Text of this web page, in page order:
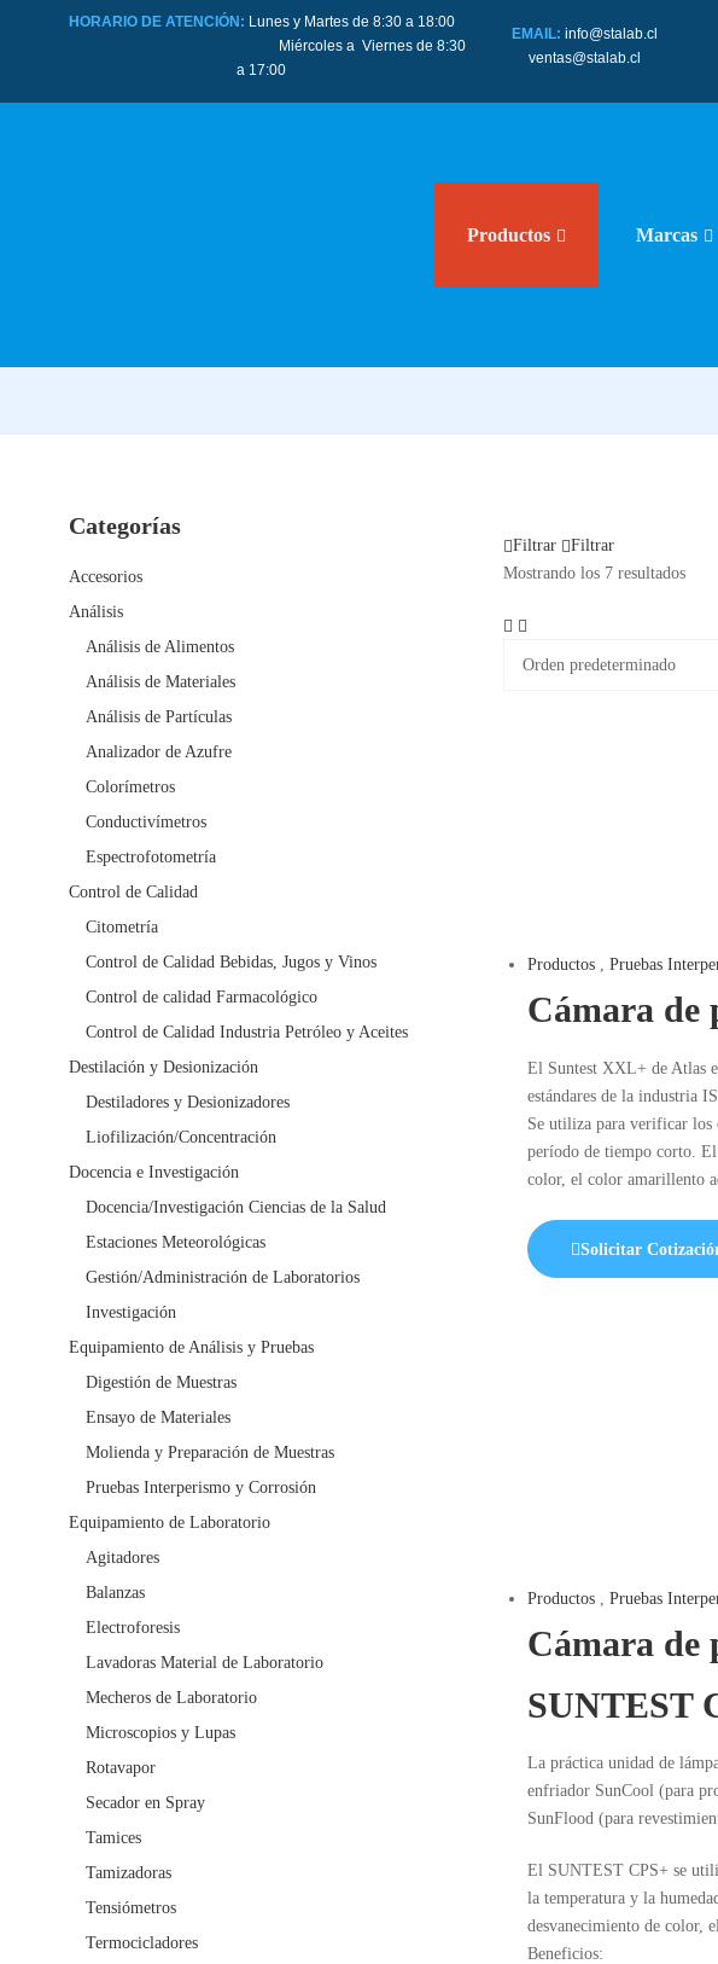
HORARIO DE ATENCIÓN: Lunes y Martes de 8:30 a 18:00
Miércoles a Viernes de 8:30
a 17:00
EMAIL:info@stalab.cl
ventas@stalab.cl
Productos Marcas
Filtrar
Filtrar
Mostrando los 7 resultados
Productos, Pruebas
Cámara de
El Suntest XXL+ de Atlas
estándares de la industria
Se utiliza para verificar los
período de tiempo corto. El
color, el color amarillento
Solicitar
Productos, Pruebas
Cámara de
SUNTEST
La práctica unidad de
enfriador SunCool (para
SunFlood (para
El SUNTEST CPS+ se
la temperatura y la
desvanecimiento de color,
Beneficios:
Categorías
Accesorios
Análisis
Análisis de Alimentos
Análisis de Materiales
Análisis de Partículas
Analizador de Azufre
Colorímetros
Conductivímetros
Espectrofotometría
Control de Calidad
Citometría
Control de Calidad Bebidas, Jugos y Vinos
Control de calidad Farmacológico
Control de Calidad Industria Petróleo y Aceites
Destilación y Desionización
Destiladores y Desionizadores
Liofilización/Concentración
Docencia e Investigación
Docencia/Investigación Ciencias de la Salud
Estaciones Meteorológicas
Gestión/Administración de Laboratorios
Investigación
Equipamiento de Análisis y Pruebas
Digestión de Muestras
Ensayo de Materiales
Molienda y Preparación de Muestras
Pruebas Interperismo y Corrosión
Equipamiento de Laboratorio
Agitadores
Balanzas
Electroforesis
Lavadoras Material de Laboratorio
Mecheros de Laboratorio
Microscopios y Lupas
Rotavapor
Secador en Spray
Tamices
Tamizadoras
Tensiómetros
Termocicladores